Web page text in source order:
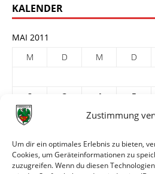
Zustimmung
Um dir ein optimales Erlebnis zu bieten,
Cookies, um Geräteinformationen zu
zuzugreifen. Wenn du diesen
KALENDER
MAI 2011
M
D M D
2
3 4 5
9
11 12
23
24 25 26